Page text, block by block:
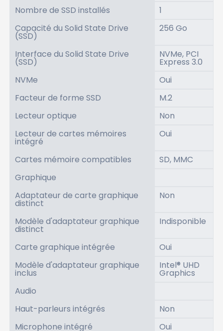
Nombre de SSD installés
1
Capacité du Solid State Drive
(SSD)
256 Go
Interface du Solid State Drive
(SSD)
NVMe, PCI
Express 3.0
NVMe
Oui
Facteur de forme SSD
M.2
Lecteur optique
Non
Lecteur de cartes mémoires
intégré
Oui
Cartes mémoire compatibles
SD, MMC
Graphique
Adaptateur de carte graphique
distinct
Non
Modèle d'adaptateur graphique
distinct
Indisponible
Carte graphique intégrée
Oui
Modèle d'adaptateur graphique
inclus
Intel® UHD
Graphics
Audio
Haut-parleurs intégrés
Non
Microphone intégré
Oui